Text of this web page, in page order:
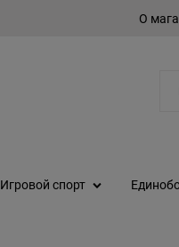
О
Игровой спорт